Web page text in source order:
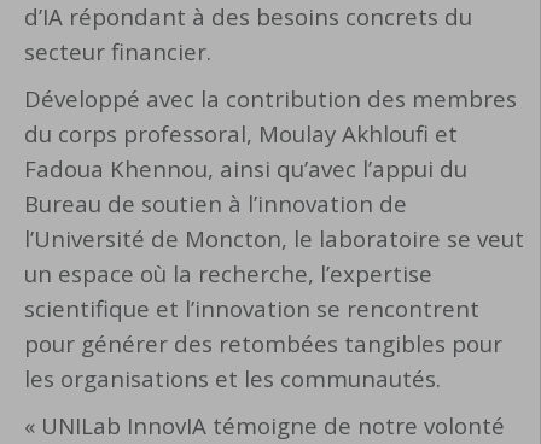
d’IA répondant à des besoins concrets du
secteur financier.
Développé avec la contribution des membres
du corps professoral, Moulay Akhloufi et
Fadoua Khennou, ainsi qu’avec l’appui du
Bureau de soutien à l’innovation de
l’Université de Moncton, le laboratoire se veut
un espace où la recherche, l’expertise
scientifique et l’innovation se rencontrent
pour générer des retombées tangibles pour
les organisations et les communautés.
« UNILab InnovIA témoigne de notre volonté